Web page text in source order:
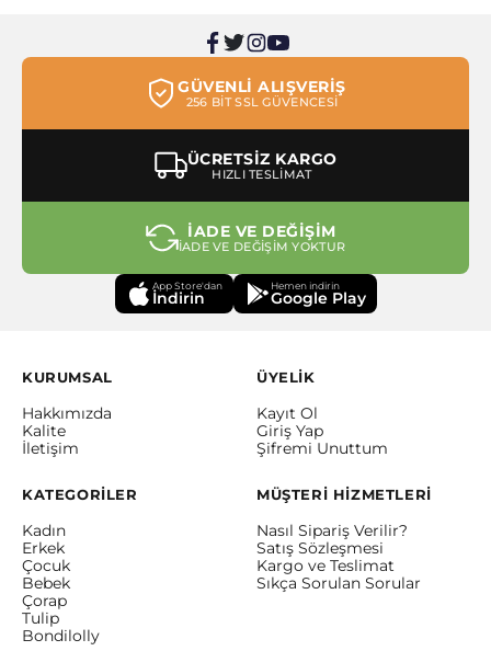
GÜVENLİ ALIŞVERİŞ
256 BİT SSL GÜVENCESİ
ÜCRETSİZ KARGO
HIZLI TESLİMAT
İADE VE DEĞİŞİM
İADE VE DEĞİŞİM YOKTUR
App Store'dan
İndirin
Hemen indirin
Google Play
KURUMSAL
Hakkımızda
Kalite
İletişim
ÜYELİK
Kayıt Ol
Giriş Yap
Şifremi Unuttum
KATEGORİLER
Kadın
Erkek
Çocuk
Bebek
Çorap
Tulip
Bondilolly
MÜŞTERİ HİZMETLERİ
Nasıl Sipariş Verilir?
Satış Sözleşmesi
Kargo ve Teslimat
Sıkça Sorulan Sorular